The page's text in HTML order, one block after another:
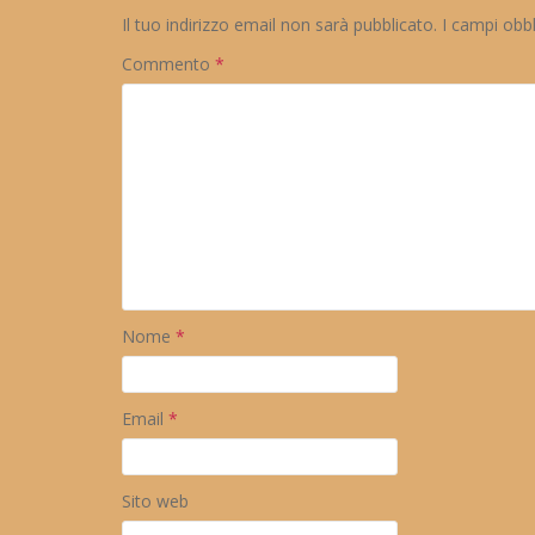
Il tuo indirizzo email non sarà pubblicato. I campi
Commento *
Nome *
Email *
Sito web